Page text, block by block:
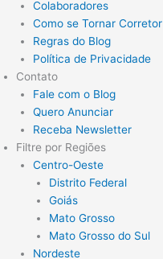
Colaboradores
Como se Tornar Corretor
Regras do Blog
Política de Privacidade
Contato
Fale com o Blog
Quero Anunciar
Receba Newsletter
Filtre por Regiões
Centro-Oeste
Distrito Federal
Goiás
Mato Grosso
Mato Grosso do Sul
Nordeste